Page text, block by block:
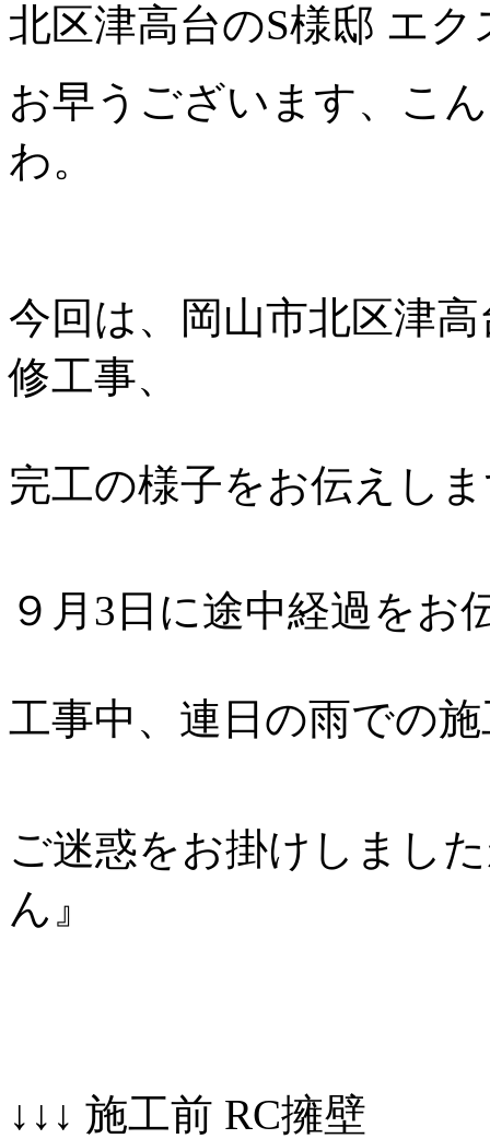
北区津高台のS様邸 エ
お早うございます、こ
わ。
今回は、岡山市北区津
修工事、
完工の様子をお伝えし
９月3日に途中経過をお
工事中、連日の雨での
ご迷惑をお掛けしまし
ん』
↓↓↓ 施工前 RC擁壁